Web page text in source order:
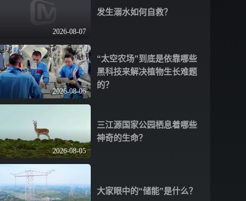
2026-08-07
发生溺水如何自救？
2026-08-06
“太空农场”到底是依靠哪些
黑科技来解决植物生长难题
的？
2026-08-05
三江源国家公园栖息着哪些
神奇的生命？
大家眼中的“储能”是什么？